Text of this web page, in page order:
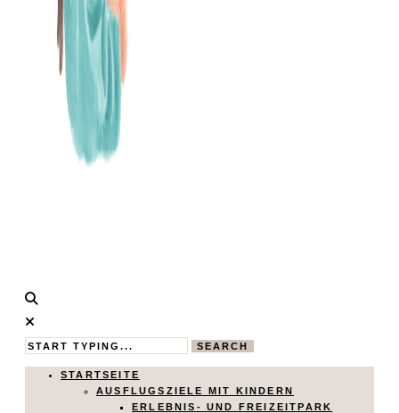
Calistas
Traum
MAMABLOG
SEARCH
STARTSEITE
AUSFLUGSZIELE MIT KINDERN
ERLEBNIS- UND FREIZEITPARK